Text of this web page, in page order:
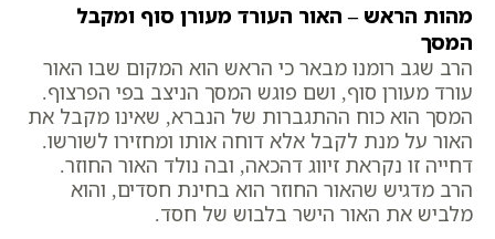
מהות הראש – האור העורד מעורן סוף ומקבל
המסך
הרב שגב רומנו מבאר כי הראש הוא המקום שבו האור
עורד מעורן סוף, ושם פוגש המסך הניצב בפי הפרצוף.
המסך הוא כוח ההתגברות של הנברא, שאינו מקבל את
האור על מנת לקבל אלא דוחה אותו ומחזירו לשורשו.
דחייה זו נקראת זיווג דהכאה, ובה נולד האור החוזר.
הרב מדגיש שהאור החוזר הוא בחינת חסדים, והוא
מלביש את האור הישר בלבוש של חסד.